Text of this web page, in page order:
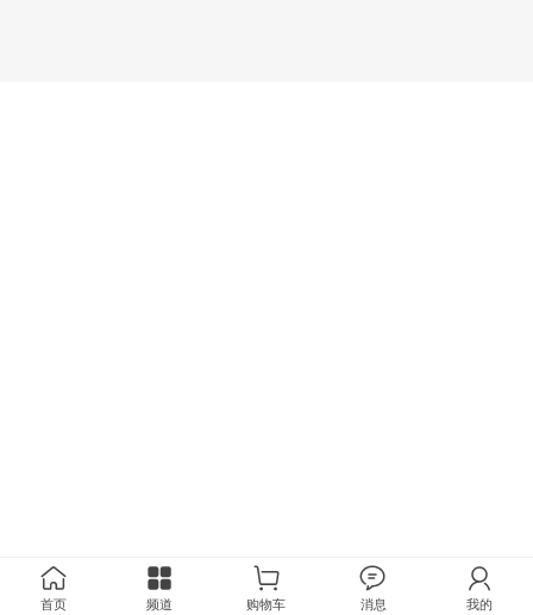
首页 频道 购物车 消息 我的